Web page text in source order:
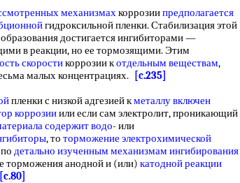
механизмахкоррозиипредполагается
гидроксильной пленки. Стабилизация этой
достигается ингибиторами —
в реакции, но ее тормозящими. Этим
скоростикоррозии котдельным веществам,
малых концентрациях.
[c.235]
пленки с низкой адгезией кметаллу включен
коррозииили если сам электролит, проникающий
содержит водо- или
, то торможение электрохимической
детально изученным механизмам ингибирования
торможения анодной и (или) катодной реакции
[c.80]